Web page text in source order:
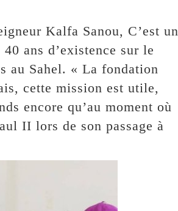
Kalfa Sanou, C’est un
ans d’existence sur le
au Sahel. « La fondation
cette mission est utile,
encore qu’au moment où
II lors de son passage à